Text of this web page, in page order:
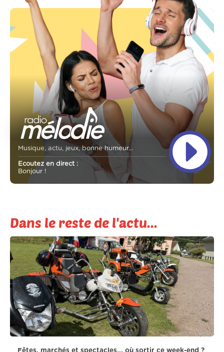
Musique, actu, jeux, bonne humeur...
Ecoutez en direct :
Bonjour !
Dans le reste de l'actu...